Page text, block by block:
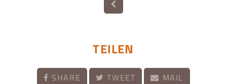
TEILEN
SHARE TWEET
MAIL